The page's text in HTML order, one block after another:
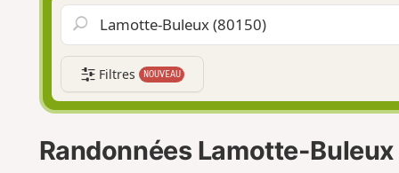
Filtres NOUVEAU
Randonnées Lamotte-Buleux